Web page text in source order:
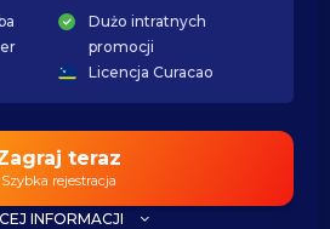
Dużo intratnych
promocji
Licencja Curacao
teraz
Szybka rejestracja
INFORMACJI